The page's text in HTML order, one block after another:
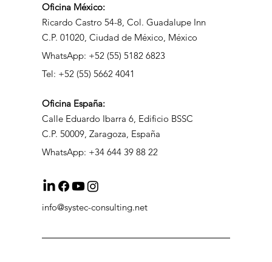
Oficina México:
Ricardo Castro 54-8, Col. Guadalupe Inn
C.P. 01020, Ciudad de México, México
Tel: +52 (55) 5662 4041
WhatsApp: +52 (55) 5182 6823
OficinaEspaña:
Calle Eduardo Ibarra 6, Edificio BSSC
C.P. 50009, Zaragoza, España
WhatsApp: +34 644 39 88 22
info@systec-consulting.net